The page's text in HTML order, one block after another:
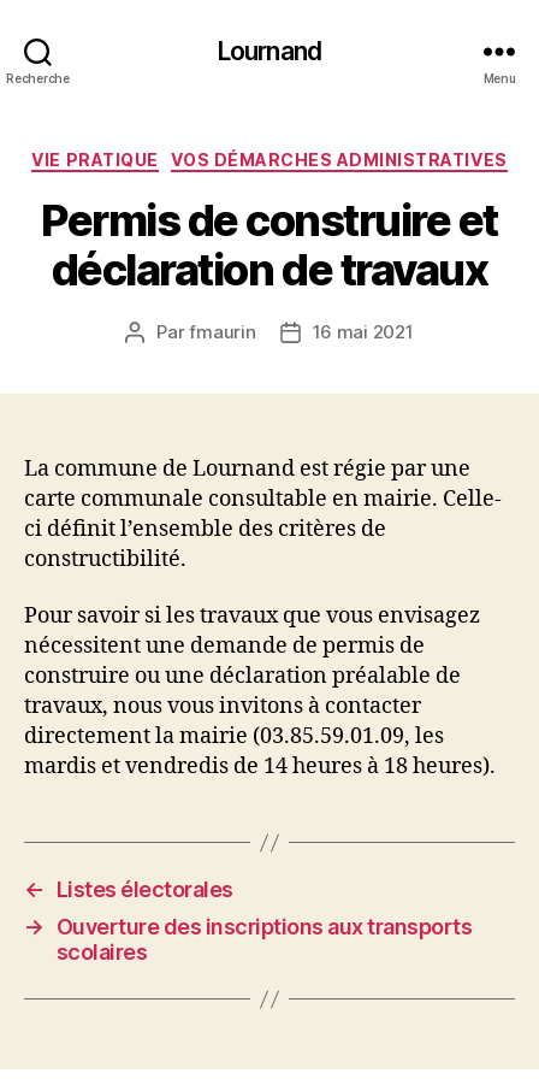
Recherche
Lournand
Menu
Catégories
VIE PRATIQUE VOS DÉMARCHES ADMINISTRATIVES
Permis de construire et
déclaration de travaux
Auteur
Parfmaurin
Date16 mai 2021
La commune de Lournand est régie par une
carte communale consultable en mairie. Celle-
ci définit l’ensemble des critères de
constructibilité.
Pour savoir si les travaux que vous envisagez
nécessitent une demande de permis de
construire ou une déclaration préalable de
travaux, nous vous invitons à contacter
directement la mairie (03.85.59.01.09, les
mardis et vendredis de 14 heures à 18 heures).
←
Listes électorales
→
Ouverture des inscriptions aux transports
scolaires